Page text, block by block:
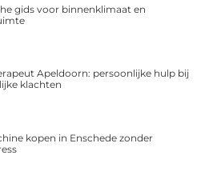
gids voor binnenklimaat en
Apeldoorn: persoonlijke hulp bij
klachten
kopen in Enschede zonder